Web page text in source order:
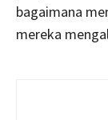
bagaimana
mereka